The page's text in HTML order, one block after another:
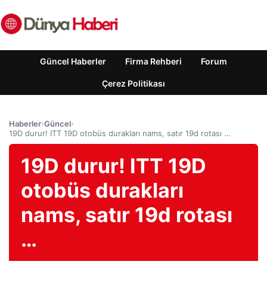
Güncel Haberler Firma Rehberi Forum
Çerez Politikası
Haberler›Güncel›
19D durur! ITT 19D otobüs durakları nams, satır 19d rotası …
19D durur! ITT 19D
otobüs durakları
nams, satır 19d rotası
…